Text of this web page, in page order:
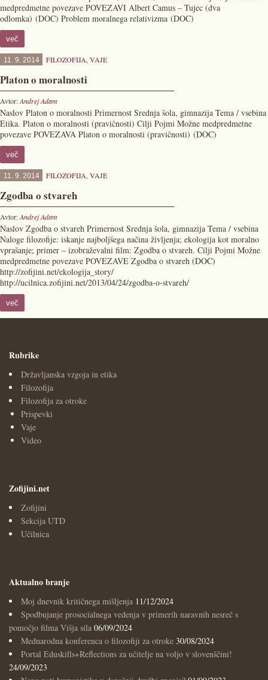
medpredmetne povezave POVEZAVI Albert Camus – Tujec (dva
odlomka) (DOC) Problem moralnega relativizma (DOC)
več
11. 9. 2014 FILOZOFIJA, VAJE
Platon o moralnosti
Avtor:Andrej Adam
Naslov Platon o moralnosti Primernost Srednja šola, gimnazija Tema / vsebina
Etika. Platon o moralnosti (pravičnosti) Cilji Pojmi Možne medpredmetne
povezave POVEZAVA Platon o moralnosti (pravičnosti) (DOC)
več
11. 9. 2014 FILOZOFIJA, VAJE
Zgodba o stvareh
Avtor:Andrej Adam
Naslov Zgodba o stvareh Primernost Srednja šola, gimnazija Tema / vsebina
Naloge filozofije: iskanje najboljšega načina življenja; ekologija kot moralno
vprašanje; primer – izobraževalni film: Zgodba o stvareh. Cilji Pojmi Možne
medpredmetne povezave POVEZAVE Zgodba o stvareh (DOC)
http://zofijini.net/ekologija_story/
http://ucilnica.zofijini.net/2013/04/24/zgodba-o-stvareh/
več
Rubrike
Državljanska vzgoja in etika
Filozofija
Filozofija za otroke
Prispevki
Vaje
Video
Zofijini.net
Zofijini
Sekcija UTD
Učilnica
Aktualno branje
Moj dnevnik kritičnega mišljenja 11/12/2024
Spodbujanje prosocialnega vedenja v primerih naravnih nesreč s
pomočjo filma Višja sila 06/09/2024
Mednarodna konferenca o filozofiji za otroke 30/08/2024
Portal Eduskills+Reflections za učitelje na voljo v slovenščini!
24/09/2023